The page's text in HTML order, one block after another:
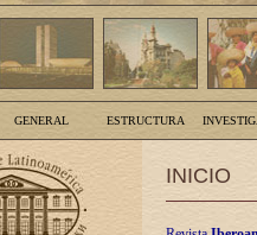
GENERAL ESTRUCTURA
INICIO